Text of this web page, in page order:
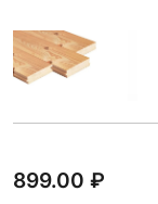
899.00 ₽